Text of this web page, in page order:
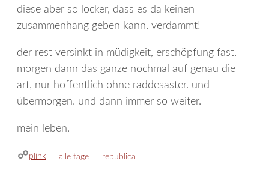
diese aber so locker, dass es da keinen
zusammenhang geben kann. verdammt!
der rest versinkt in müdigkeit, erschöpfung fast.
morgen dann das ganze nochmal auf genau die
art, nur hoffentlich ohne raddesaster. und
übermorgen. und dann immer so weiter.
mein leben.
plink kategorien
alle tage schlagwörter
republica